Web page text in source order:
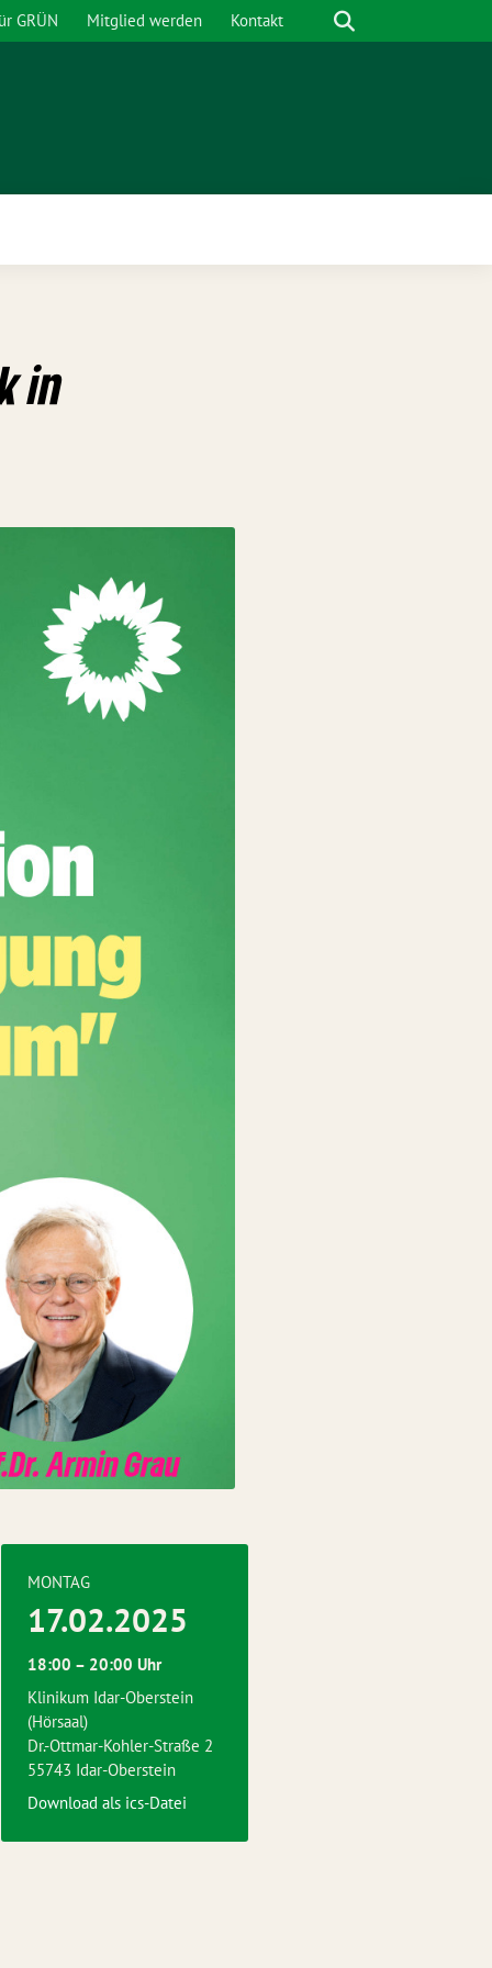
GRÜN Mitglied werden Kontakt Suche
in
MONTAG
17.02.2025
18:00 – 20:00 Uhr
Klinikum Idar-Oberstein
(Hörsaal)
Dr.-Ottmar-Kohler-Straße 2
55743 Idar-Oberstein
Download als ics-Datei